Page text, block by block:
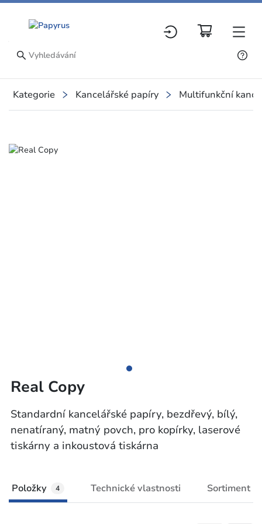
Kategorie Kancelářské papíry Multifunkční
Slide 1 of 1
Real Copy
Standardní kancelářské papíry, bezdřevý, bílý,
nenatíraný, matný povch, pro kopírky, laserové
tiskárny a inkoustová tiskárna
Položky 4 Technické vlastnosti Sortiment